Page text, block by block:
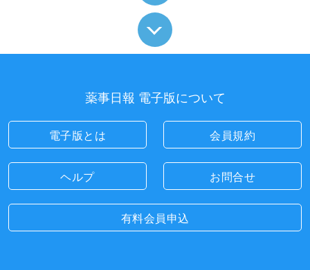
薬事日報 電子版について
電子版とは 会員規約
ヘルプ お問合せ
有料会員申込